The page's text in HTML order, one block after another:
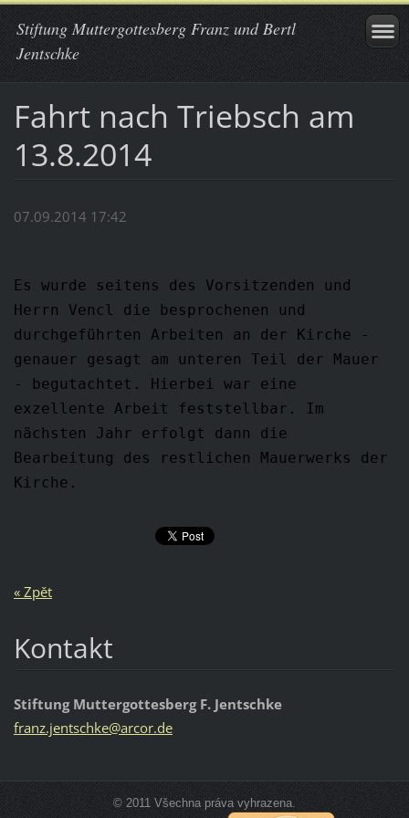
Stiftung Muttergottesberg Franz und Bertl
Jentschke
Fahrt nach Triebsch am
13.8.2014
07.09.2014 17:42
Es wurde seitens des Vorsitzenden und
Herrn Vencl die besprochenen und
durchgeführten Arbeiten an der Kirche -
genauer gesagt am unteren Teil der Mauer
- begutachtet. Hierbei war eine
exzellente Arbeit feststellbar. Im
nächsten Jahr erfolgt dann die
Bearbeitung des restlichen Mauerwerks der
Kirche.
« Zpět
Kontakt
Stiftung Muttergottesberg F. Jentschke
franz.jentschke@arcor.de
© 2011 Všechna práva vyhrazena.